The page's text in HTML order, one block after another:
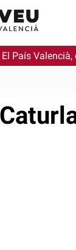
El País Valencià,